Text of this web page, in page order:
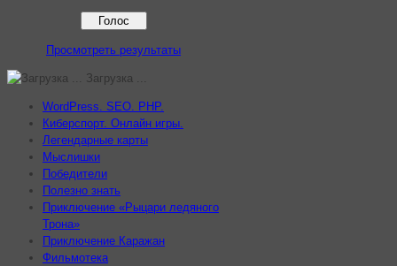
Просмотреть результаты
Загрузка ...
WordPress. SEO. PHP.
Киберспорт. Онлайн игры.
Легендарные карты
Мыслишки
Победители
Полезно знать
Приключение «Рыцари ледяного
Трона»
Приключение Каражан
Фильмотека